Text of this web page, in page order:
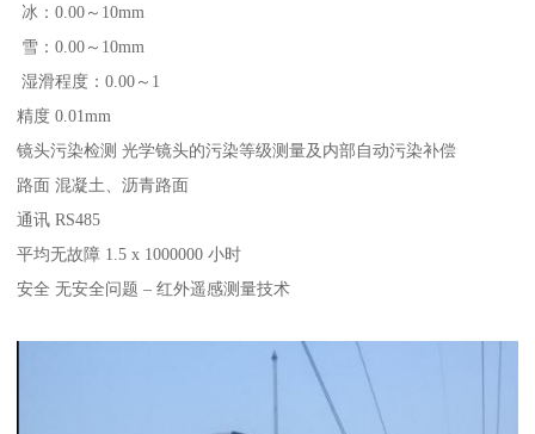
冰：0.00～10mm
雪：0.00～10mm
湿滑程度：0.00～1
精度 0.01mm
镜头污染检测 光学镜头的污染等级测量及内部自动污染补偿
路面 混凝土、沥青路面
通讯 RS485
平均无故障 1.5 x 1000000 小时
安全 无安全问题 – 红外遥感测量技术